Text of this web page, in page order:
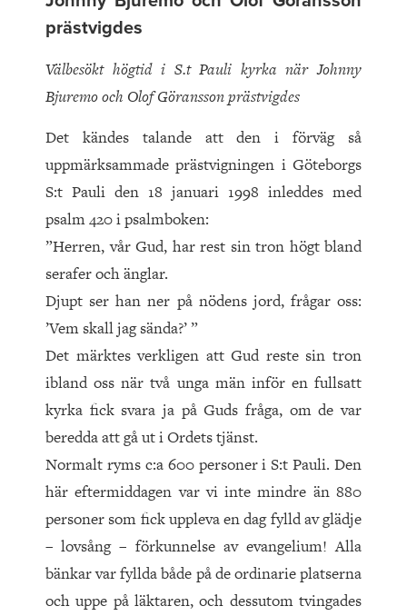
prästvigdes
Välbesökt högtid i S.t Pauli kyrka när Johnny
Bjuremo och Olof Göransson prästvigdes
Det kändes talande att den i förväg så
uppmärksammade prästvigningen i Göteborgs
S:t Pauli den 18 januari 1998 inleddes med
psalm 420 i psalmboken:
”Herren, vår Gud, har rest sin tron högt bland
serafer och änglar.
Djupt ser han ner på nödens jord, frågar oss:
’Vem skall jag sända?’ ”
Det märktes verkligen att Gud reste sin tron
ibland oss när två unga män inför en fullsatt
kyrka fick svara ja på Guds fråga, om de var
beredda att gå ut i Ordets tjänst.
Normalt ryms c:a 600 personer i S:t Pauli. Den
här eftermiddagen var vi inte mindre än 880
personer som fick uppleva en dag fylld av glädje
– lovsång – förkunnelse av evangelium! Alla
bänkar var fyllda både på de ordinarie platserna
och uppe på läktaren, och dessutom tvingades